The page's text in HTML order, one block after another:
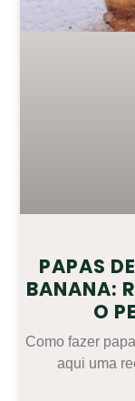
PAPAS
BANANA:
O
Como fazer
aqui uma